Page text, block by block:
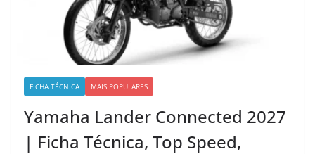
FICHA TÉCNICA MAIS POPULARES
Yamaha Lander Connected 2027
| Ficha Técnica, Top Speed,